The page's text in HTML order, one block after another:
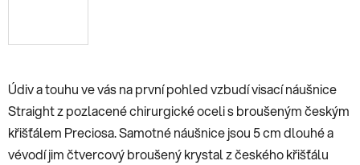
Údiv a touhu ve vás na první pohled vzbudí visací náušnice
Straight z pozlacené chirurgické oceli s broušeným českým
křišťálem Preciosa. Samotné náušnice jsou 5 cm dlouhé a
vévodí jim čtvercový broušený krystal z českého křišťálu